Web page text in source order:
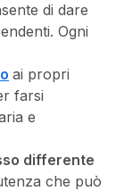
di dare
Ogni
ai propri
farsi
e
differente
che può